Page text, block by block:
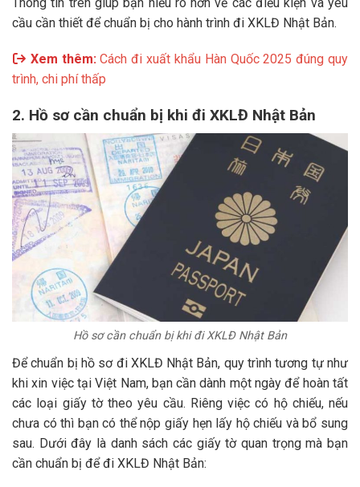
cầu cần thiết để chuẩn bị cho hành trình đi XKLĐ Nhật Bản.
Xem thêm:Cách đi xuất khẩu Hàn Quốc 2025 đúng quy
trình, chi phí thấp
2. Hồ sơ cần chuẩn bị khi đi XKLĐ Nhật Bản
Hồ sơ cần chuẩn bị khi đi XKLĐ Nhật Bản
Để chuẩn bị hồ sơ đi XKLĐ Nhật Bản, quy trình tương tự như
khi xin việc tại Việt Nam, bạn cần dành một ngày để hoàn tất
các loại giấy tờ theo yêu cầu. Riêng việc có hộ chiếu, nếu
chưa có thì bạn có thể nộp giấy hẹn lấy hộ chiếu và bổ sung
sau. Dưới đây là danh sách các giấy tờ quan trọng mà bạn
cần chuẩn bị để đi XKLĐ Nhật Bản: